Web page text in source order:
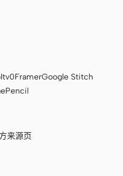
v0FramerGoogle Stitch
Pencil
来源页